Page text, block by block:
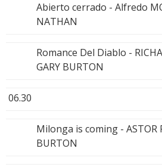
Abierto cerrado - Alfredo
NATHAN
Romance Del Diablo -
GARY BURTON
06.30
Milonga is coming - ASTOR
BURTON